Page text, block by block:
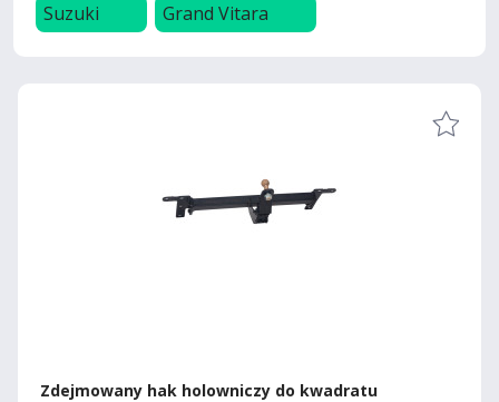
Suzuki Grand Vitara
Zdejmowany hak holowniczy do kwadratu